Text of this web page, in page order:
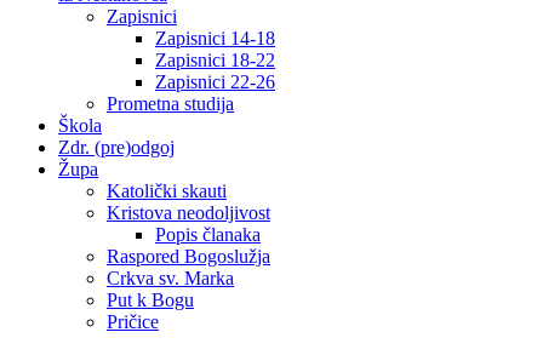
Zapisnici
Zapisnici 14-18
Zapisnici 18-22
Zapisnici 22-26
Prometna studija
Škola
Zdr. (pre)odgoj
Župa
Katolički skauti
Kristova neodoljivost
Popis članaka
Raspored Bogoslužja
Crkva sv. Marka
Put k Bogu
Pričice